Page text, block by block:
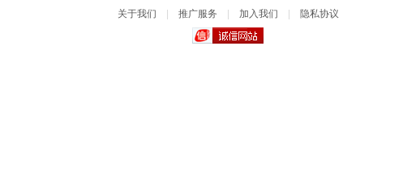
关于我们 推广服务 加入我们 隐私协议